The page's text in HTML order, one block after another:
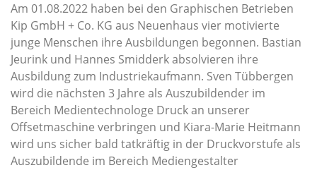
Am 01.08.2022 haben bei den Graphischen Betrieben
Kip GmbH + Co. KG aus Neuenhaus vier motivierte
junge Menschen ihre Ausbildungen begonnen. Bastian
Jeurink und Hannes Smidderk absolvieren ihre
Ausbildung zum Industriekaufmann. Sven Tübbergen
wird die nächsten 3 Jahre als Auszubildender im
Bereich Medientechnologe Druck an unserer
Offsetmaschine verbringen und Kiara-Marie Heitmann
wird uns sicher bald tatkräftig in der Druckvorstufe als
Auszubildende im Bereich Mediengestalter